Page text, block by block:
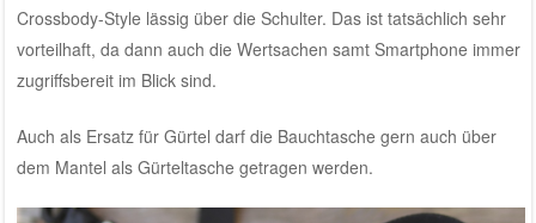
Crossbody-Style lässig über die Schulter. Das ist tatsächlich sehr
vorteilhaft, da dann auch die Wertsachen samt Smartphone immer
zugriffsbereit im Blick sind.
Auch als Ersatz für Gürtel darf die Bauchtasche gern auch über
dem Mantel als Gürteltasche getragen werden.